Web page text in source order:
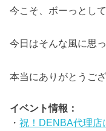
今こそ、ボーっとし
今日はそんな風に思
本当にありがとうござ
イベント情報：
・祝！DENBA代理店